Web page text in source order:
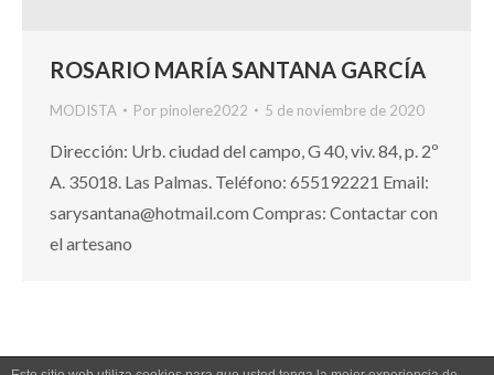
ROSARIO MARÍA SANTANA GARCÍA
MODISTA Por pinolere2022 5 de noviembre de 2020
Dirección: Urb. ciudad del campo, G 40, viv. 84, p. 2º
A. 35018. Las Palmas. Teléfono: 655192221 Email:
sarysantana@hotmail.com Compras: Contactar con
el artesano